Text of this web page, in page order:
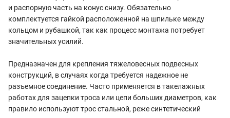
и распорную часть на конус снизу. Обязательно
комплектуется гайкой расположенной на шпильке между
кольцом и рубашкой, так как процесс монтажа потребует
значительных усилий.
Предназначен для крепления тяжеловесных подвесных
конструкций, в случаях когда требуется надежное не
разъемное соединение. Часто применяется в такелажных
работах для зацепки троса или цепи больших диаметров, как
правило используют трос стальной, реже синтетический